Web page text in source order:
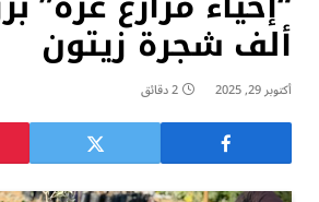
ألف شجرة زيتون
أكتوبر 29, 2025 2 دقائق